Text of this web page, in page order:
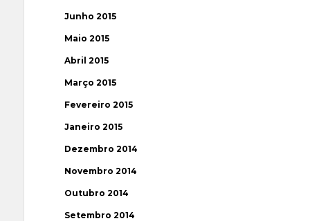
Junho 2015
Maio 2015
Abril 2015
Março 2015
Fevereiro 2015
Janeiro 2015
Dezembro 2014
Novembro 2014
Outubro 2014
Setembro 2014